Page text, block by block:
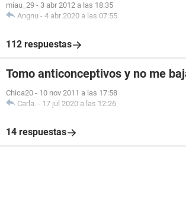
miau_29 - 3 abr 2012 a las 18:35
Angnu - 4 abr 2020 a las 07:55
112 respuestas
Tomo anticonceptivos y no me
Chica20 - 10 nov 2011 a las 17:58
Carla. - 17 jul 2020 a las 12:26
14 respuestas